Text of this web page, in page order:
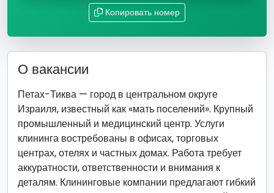
Копировать номер
О вакансии
Петах-Тиква — город в центральном округе
Израиля, известный как «мать поселений». Крупный
промышленный и медицинский центр. Услуги
клининга востребованы в офисах, торговых
центрах, отелях и частных домах. Работа требует
аккуратности, ответственности и внимания к
деталям. Клининговые компании предлагают гибкий